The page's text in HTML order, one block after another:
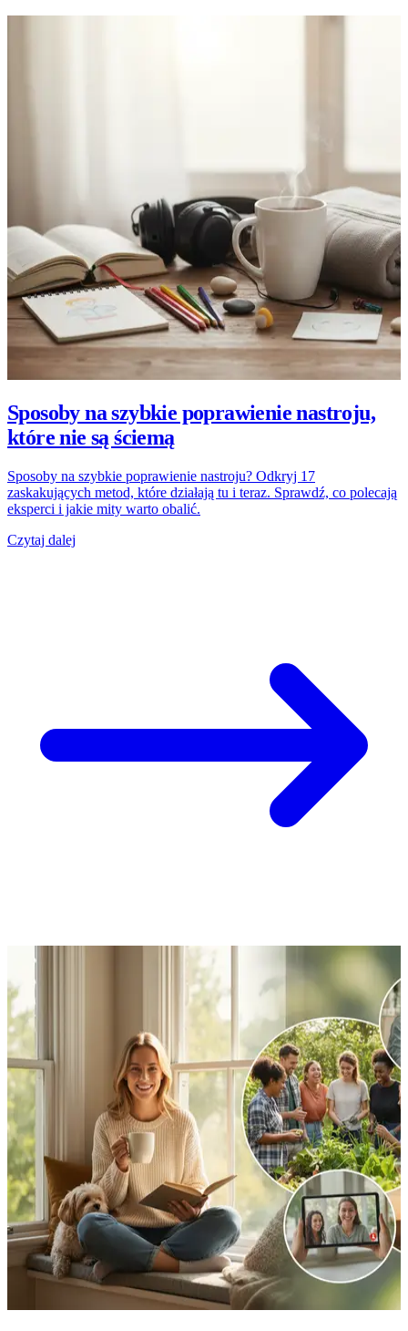
Sposoby na szybkie poprawienie nastroju,
które nie są ściemą
Sposoby na szybkie poprawienie nastroju? Odkryj 17
zaskakujących metod, które działają tu i teraz. Sprawdź, co polecają
eksperci i jakie mity warto obalić.
Czytaj dalej